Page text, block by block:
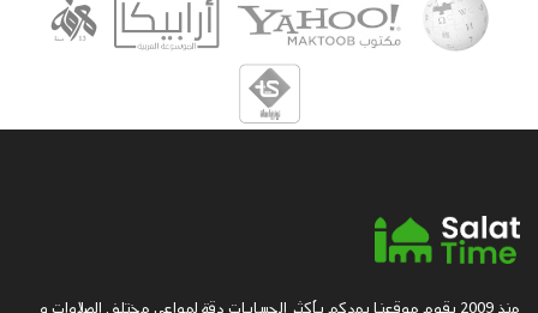
منذ 2009 يقوم موقعنا بمدكم بأكثر الحسابات دقة لمواعي مختلف الصلاوات و